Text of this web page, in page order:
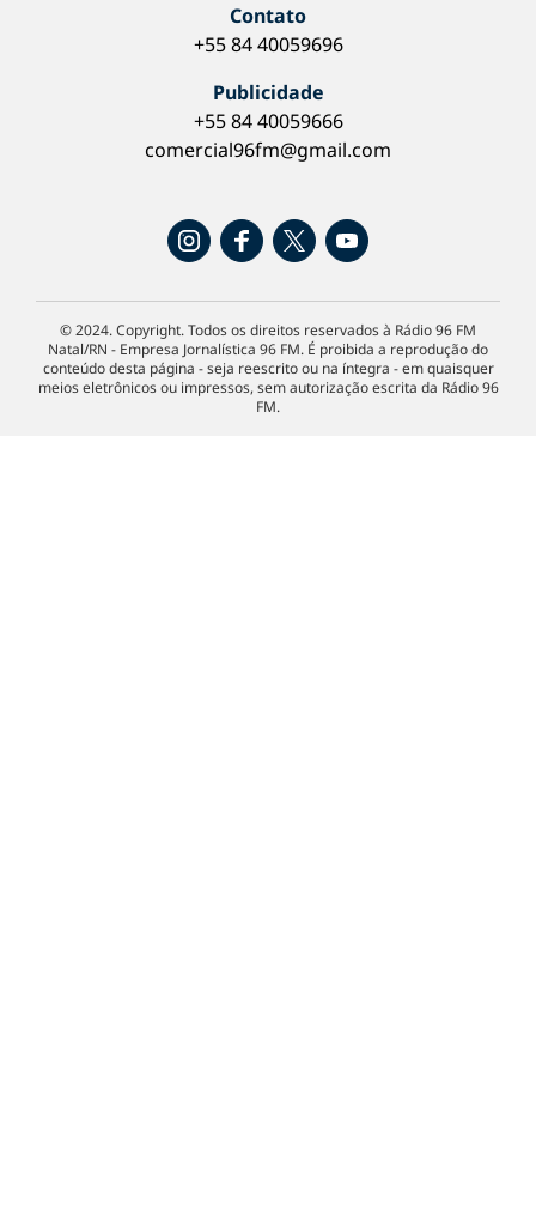
Contato
+55 84 40059696
Publicidade
+55 84 40059666
comercial96fm@gmail.com
© 2024. Copyright. Todos os direitos reservados à Rádio 96 FM
Natal/RN - Empresa Jornalística 96 FM. É proibida a reprodução do
conteúdo desta página - seja reescrito ou na íntegra - em quaisquer
meios eletrônicos ou impressos, sem autorização escrita da Rádio 96
FM.